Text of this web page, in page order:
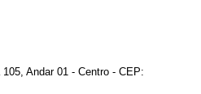
Andar 01 - Centro - CEP: